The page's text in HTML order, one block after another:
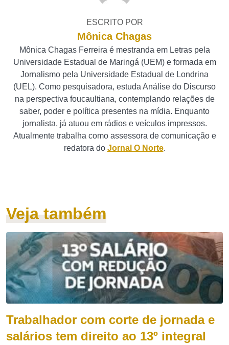
ESCRITO POR
Mônica Chagas
Mônica Chagas Ferreira é mestranda em Letras pela
Universidade Estadual de Maringá (UEM) e formada em
Jornalismo pela Universidade Estadual de Londrina
(UEL). Como pesquisadora, estuda Análise do Discurso
na perspectiva foucaultiana, contemplando relações de
saber, poder e política presentes na mídia. Enquanto
jornalista, já atuou em rádios e veículos impressos.
Atualmente trabalha como assessora de comunicação e
redatora do Jornal O Norte.
Veja também
Trabalhador com corte de jornada e
salários tem direito ao 13º integral